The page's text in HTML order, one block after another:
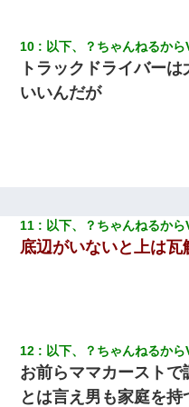
全く親しくないママ友Aから
断りした。後日Aの企みを知
22歳の頃、父に36歳の男性と
の親会社の経営者の息子さん
送ったんだが→
隣の部屋の住民の母親、オー
り込んできたみたいで、ずっ
さかった。
10 以下、？ちゃんねるか
トラックドライバー
いいんだが
11 以下、？ちゃんねるか
底辺がいないと上は瓦
12 以下、？ちゃんねるか
お前らママカーストで
とは言え男も家庭を